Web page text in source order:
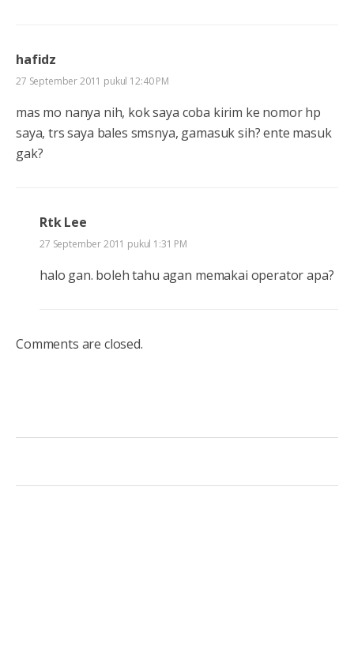
hafidz
27 September 2011 pukul 12:40 PM
mas mo nanya nih, kok saya coba kirim ke nomor hp
saya, trs saya bales smsnya, gamasuk sih? ente masuk
gak?
Rtk Lee
27 September 2011 pukul 1:31 PM
halo gan. boleh tahu agan memakai operator apa?
Comments are closed.